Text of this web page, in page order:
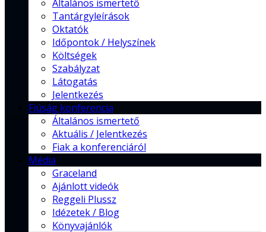
Általános ismertető
Tantárgyleírások
Oktatók
Időpontok / Helyszínek
Költségek
Szabályzat
Látogatás
Jelentkezés
Fiúság konferencia
Általános ismertető
Aktuális / Jelentkezés
Fiak a konferenciáról
Média
Graceland
Ajánlott videók
Reggeli Plussz
Idézetek / Blog
Könyvajánlók